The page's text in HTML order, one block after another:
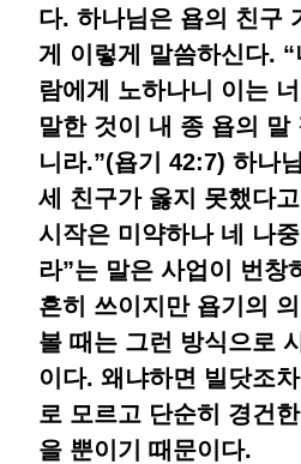
다. 하나님은 욥의 친구
게 이렇게 말씀하신다.
람에게 노하나니 이는
말한 것이 내 종 욥의 말
니라.”(욥기 42:7) 하나
세 친구가 옳지 못했다
시작은 미약하나 네 나
라”는 말은 사업이 번창
흔히 쓰이지만 욥기의
볼 때는 그런 방식으로
이다. 왜냐하면 빌닷조
로 모르고 단순히 경건
을 뿐이기 때문이다.